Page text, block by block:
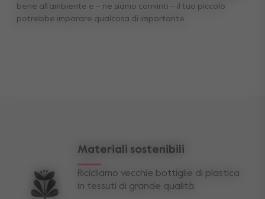
bene all’ambiente e – ne siamo convinti – il tuo piccolo
potrebbe imparare qualcosa di importante.
Materiali sostenibili
Ricicliamo vecchie bottiglie di plastica
in tessuti di grande qualità.